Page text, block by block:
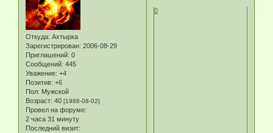
Откуда: Ахтырка
Зарегистрирован: 2006-08-29
Приглашений: 0
Сообщений: 445
Уважение: +4
Позитив: +6
Пол: Мужской
Возраст: 40 [1986-08-02]
Провел на форуме:
2 часа 31 минуту
Последний визит:
0